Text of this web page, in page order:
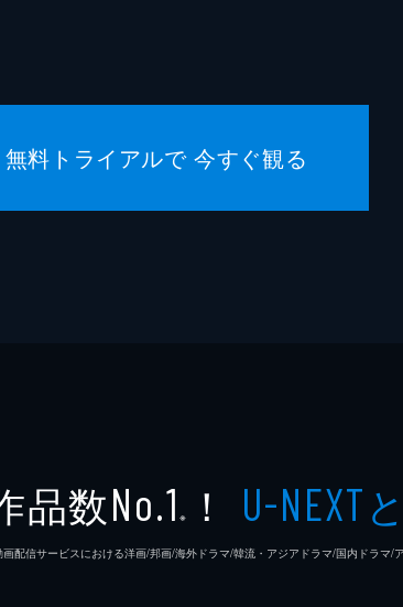
無料トライアルで 今すぐ観る
品数No.1 ※ ！ U-NEXT
配信サービスにおける洋画/邦画/海外ドラマ/韓流・アジアドラマ/国内ドラマ/